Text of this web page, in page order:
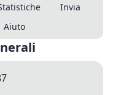
Invia
Aiuto